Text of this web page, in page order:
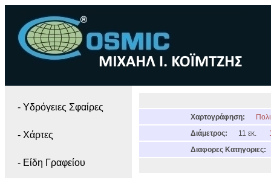
- Yδρόγειες Σφαίρες
- Χάρτες
- Είδη Γραφείου
Χαρτογράφηση:
Διάμετρος:
11 εκ.
Διαφορες Κατηγοριες: